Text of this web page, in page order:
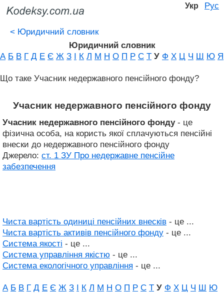
Укр Рус
< Юридичний словник
Юридичний словник
А Б В Г Д Е Є Ж З І К Л М Н О П Р С Т У Ф Х Ц Ч Ш Ю Я
Що таке Учасник недержавного пенсійного фонду?
Учасник недержавного пенсійного фонду
Учасник недержавного пенсійного фонду- це
фізична особа, на користь якої сплачуються пенсійні
внески до недержавного пенсійного фонду
Джерело: ст. 1 ЗУ Про недержавне пенсійне
забезпечення
Чиста вартість одиниці пенсійних внесків - це ...
Чиста вартість активів пенсійного фонду - це ...
Система якості - це ...
Система управління якістю - це ...
Система екологічного управління - це ...
А Б В Г Д Е Є Ж З І К Л М Н О П Р С Т У Ф Х Ц Ч Ш Ю